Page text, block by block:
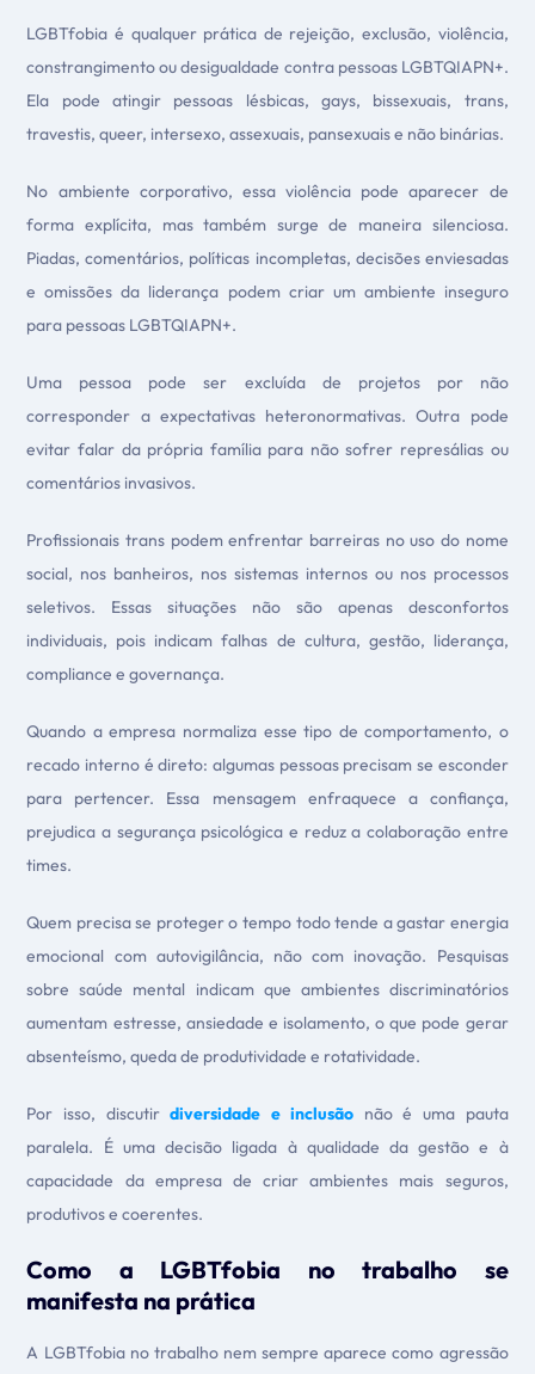
LGBTfobia é qualquer prática de rejeição, exclusão, violência,
constrangimento ou desigualdade contra pessoas LGBTQIAPN+.
Ela pode atingir pessoas lésbicas, gays, bissexuais, trans,
travestis, queer, intersexo, assexuais, pansexuais e não binárias.
No ambiente corporativo, essa violência pode aparecer de
forma explícita, mas também surge de maneira silenciosa.
Piadas, comentários, políticas incompletas, decisões enviesadas
e omissões da liderança podem criar um ambiente inseguro
para pessoas LGBTQIAPN+.
Uma pessoa pode ser excluída de projetos por não
corresponder a expectativas heteronormativas. Outra pode
evitar falar da própria família para não sofrer represálias ou
comentários invasivos.
Profissionais trans podem enfrentar barreiras no uso do nome
social, nos banheiros, nos sistemas internos ou nos processos
seletivos. Essas situações não são apenas desconfortos
individuais, pois indicam falhas de cultura, gestão, liderança,
compliance e governança.
Quando a empresa normaliza esse tipo de comportamento, o
recado interno é direto: algumas pessoas precisam se esconder
para pertencer. Essa mensagem enfraquece a confiança,
prejudica a segurança psicológica e reduz a colaboração entre
times.
Quem precisa se proteger o tempo todo tende a gastar energia
emocional com autovigilância, não com inovação. Pesquisas
sobre saúde mental indicam que ambientes discriminatórios
aumentam estresse, ansiedade e isolamento, o que pode gerar
absenteísmo, queda de produtividade e rotatividade.
Por isso, discutirdiversidade e inclusão não é uma pauta
paralela. É uma decisão ligada à qualidade da gestão e à
capacidade da empresa de criar ambientes mais seguros,
produtivos e coerentes.
Como a LGBTfobia no trabalho se
manifesta na prática
A LGBTfobia no trabalho nem sempre aparece como agressão